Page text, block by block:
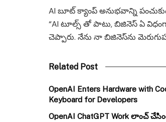
AI బూట్ క్యాంప్ అనుభవాన్ని
“AI టూల్స్ తో పాటు, బిజినెస్ ఏ
చెప్పారు. నేను నా బిజినెస్‌ను
Related Post
OpenAI Enters Hardware with
Keyboard for Developers
OpenAI ChatGPT Work లాంచ్